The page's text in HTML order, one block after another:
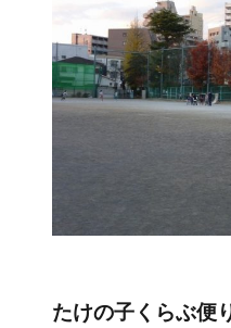
たけの子くらぶ便